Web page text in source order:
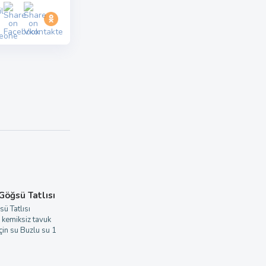
Tatlısı
Tatlısı
kemiksiz tavuk
su Buzlu su 1